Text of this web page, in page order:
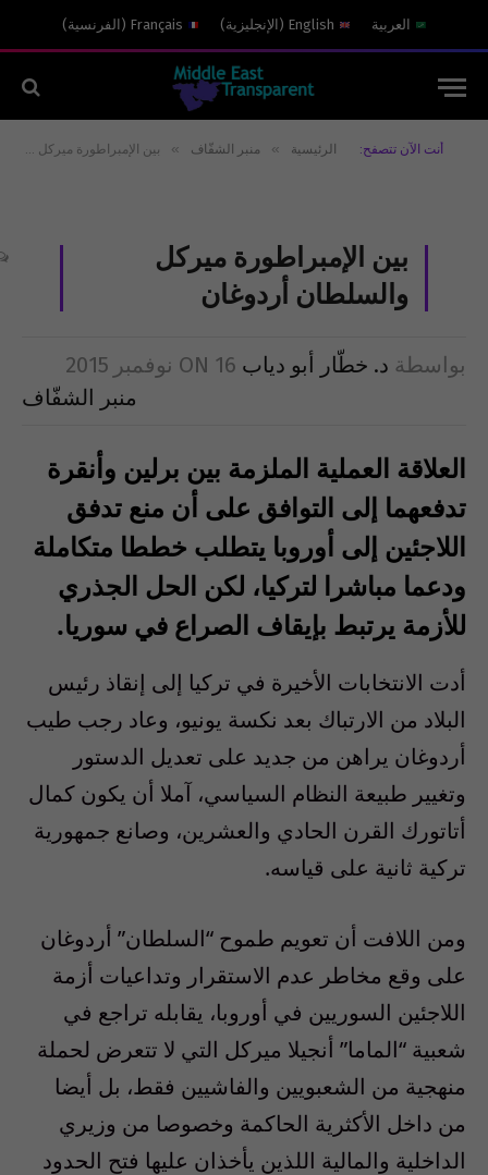
العربية English
( الإنجليزية)
Français
( الفرنسية)
أنت الآن تتصفح: الرئيسية » منبر الشفّاف » بين الإمبراطورة ميركل والسلطان أردوغان
بين الإمبراطورة ميركل
والسلطان أردوغان
بواسطة د. خطّار أبو دياب ON 16 نوفمبر 2015
منبر الشفّاف
العلاقة العملية الملزمة بين برلين وأنقرة
تدفعهما إلى التوافق على أن منع تدفق
اللاجئين إلى أوروبا يتطلب خططا متكاملة
ودعما مباشرا لتركيا، لكن الحل الجذري
للأزمة يرتبط بإيقاف الصراع في سوريا.
أدت الانتخابات الأخيرة في تركيا إلى إنقاذ رئيس
البلاد من الارتباك بعد نكسة يونيو، وعاد رجب طيب
أردوغان يراهن من جديد على تعديل الدستور
وتغيير طبيعة النظام السياسي، آملا أن يكون كمال
أتاتورك القرن الحادي والعشرين، وصانع جمهورية
تركية ثانية على قياسه.
ومن اللافت أن تعويم طموح “السلطان” أردوغان
على وقع مخاطر عدم الاستقرار وتداعيات أزمة
اللاجئين السوريين في أوروبا، يقابله تراجع في
شعبية “الماما” أنجيلا ميركل التي لا تتعرض لحملة
منهجية من الشعبويين والفاشيين فقط، بل أيضا
من داخل الأكثرية الحاكمة وخصوصا من وزيري
الداخلية والمالية اللذين يأخذان عليها فتح الحدود